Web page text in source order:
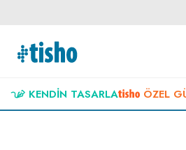
KENDIN TASARLA ÖZEL